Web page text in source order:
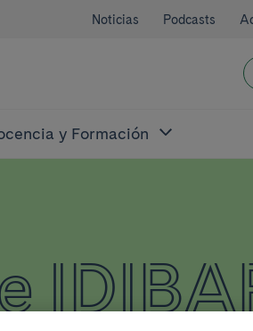
Noticias Podcasts
y Formación